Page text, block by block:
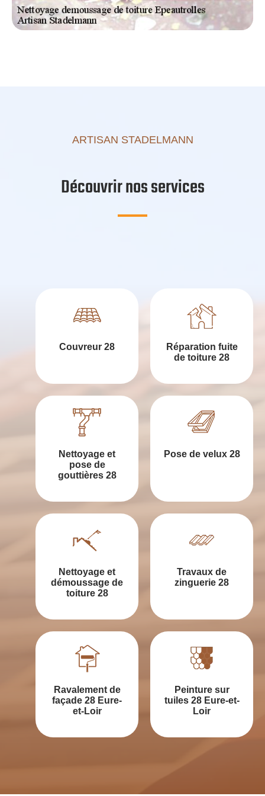
ARTISAN STADELMANN
Découvrir nos services
Couvreur 28
Réparation fuite
de toiture 28
Nettoyage et
pose de
gouttières 28
Pose de velux 28
Nettoyage et
démoussage de
toiture 28
Travaux de
zinguerie 28
Ravalement de
façade 28 Eure-
et-Loir
Peinture sur
tuiles 28 Eure-et-
Loir